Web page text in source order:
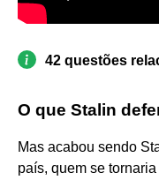
42 questões
O que Stalin
Mas acabou sendo
país, quem se